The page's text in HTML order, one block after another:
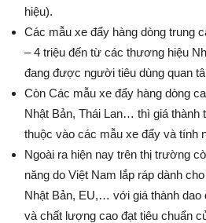
hiệu).
Các mẫu xe đẩy hàng dòng trung
– 4 triệu đến từ các thương hiệu
đang được người tiêu dùng quan
Còn Các mẫu xe đẩy hàng dòng
Nhật Bản, Thái Lan… thì giá thành
thuộc vào các mẫu xe đẩy và tính
Ngoài ra hiện nay trên thị trường
năng do Việt Nam lắp ráp dành
Nhật Bản, EU,… với giá thành dao
và chất lượng cao đạt tiêu chuẩn